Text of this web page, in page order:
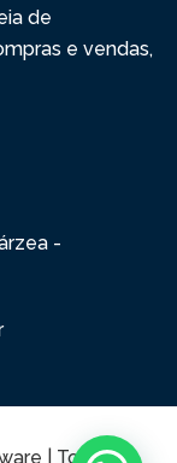
de
e vendas,
-
| Todos os